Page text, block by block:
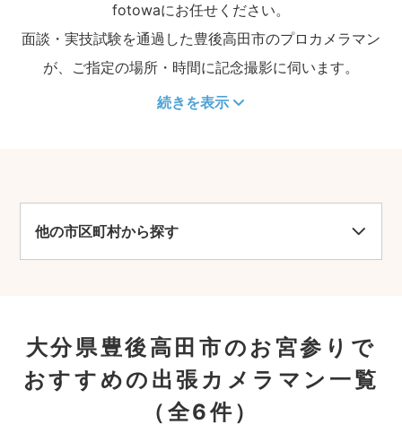
fotowaにお任せください。
面談・実技試験を通過した豊後高田市のプロカメラマン
が、ご指定の場所・時間に記念撮影に伺います。
続きを表示
他の市区町村から探す
大分県豊後高田市のお宮参りで
おすすめの出張カメラマン一覧
（全6件）